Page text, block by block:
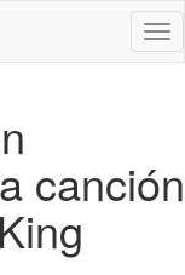
canción